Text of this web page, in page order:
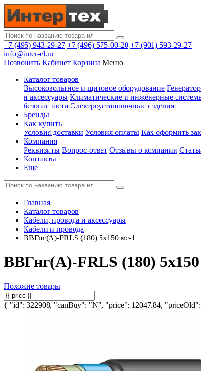
+7 (495) 943-29-27 +7 (496) 575-00-20 +7 (901) 593-29-27
info@inter-el.ru
Позвонить Кабинет Корзина Меню
Каталог товаров
Высоковольтное и щитовое оборудование
и аксессуары Климатические и инженерные
безопасности Электроустановочные изделия
Бренды
Как купить
Условия доставки Условия оплаты Как оформить
Компания
Реквизиты Вопрос-ответ Отзывы о компании
Контакты
Еще
Главная
Каталог товаров
Кабели, провода и аксессуары
Кабели и провода
ВВГнг(А)-FRLS (180) 5х150 мс-1
ВВГнг(А)-FRLS (180)
Похожие товары
{ "id": 322908, "canBuy": "N", "price": 12047.84,